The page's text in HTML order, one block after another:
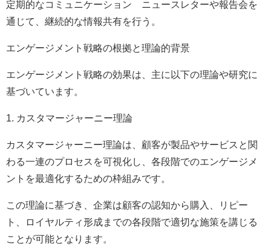
定期的なコミュニケーション ニュースレターや報告会を
通じて、継続的な情報共有を行う。
エンゲージメント戦略の根拠と理論的背景
エンゲージメント戦略の効果は、主に以下の理論や研究に
基づいています。
1. カスタマージャーニー理論
カスタマージャーニー理論は、顧客が製品やサービスと関
わる一連のプロセスを可視化し、各段階でのエンゲージメ
ントを最適化するための枠組みです。
この理論に基づき、企業は顧客の認知から購入、リピー
ト、ロイヤルティ形成までの各段階で適切な施策を講じる
ことが可能となります。